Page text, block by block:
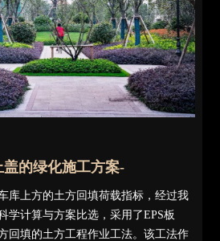
盖的绿化施工方案-
库上方的土方回填荷载指标，经过我
学计算与方案比选，采用了EPS板
回填的土方工程作业工法。该工法作